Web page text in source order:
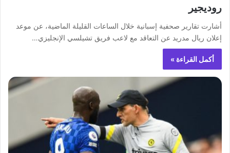
روديجير
أشارت تقارير صحفية إسبانية خلال الساعات القليلة الماضية، عن موعد
إعلان ريال مدريد عن التعاقد مع لاعب فريق تشيلسي الإنجليزي…
أكمل القراءة »